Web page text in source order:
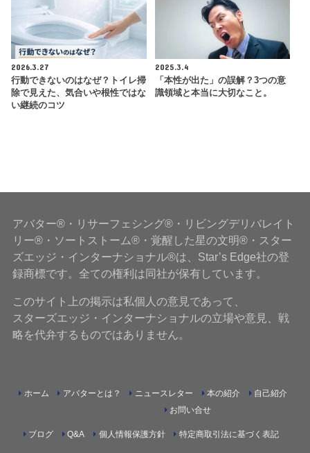
2026.3.27
行動できないのはなぜ？トイレ掃
除で見えた、気合いや根性ではな
い継続のコツ
2025.3.4
「本性が出た」の誤解？3つの意
識領域と本当に大切なこと。
アバター®・リサーフェシング®・リビングデリバレイト
リー®・ソートストーム®・覚醒した星の文明®・スター
ズエッジ・インターナショナル®は、Star’s Edge社の登
録商標です。全ての権利は同社が保有しています。
このサイト上の掲示は私個人の意見であって、
スターズエッジ・インターナショナルの立場や意見、戦
略を代弁するものではありません。
ホーム アバターとは？ ニュースレター 本の紹介 自己紹介
ブログ Q&A
お問い合せ
個人情報保護方針 特定商取引法に基づく表記